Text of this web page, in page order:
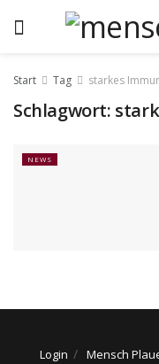
Start Tag starkes
Schlagwort:
NEWS
Login Mensch